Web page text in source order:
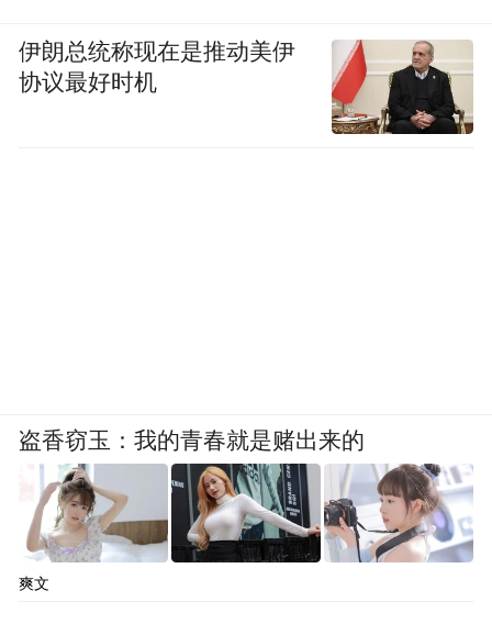
伊朗总统称现在是推动美伊
协议最好时机
盗香窃玉：我的青春就是赌出来的
爽文